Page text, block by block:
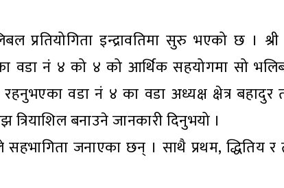
प्रतियोगिता इन्द्रावतिमा सुरु भएको छ ।
वडा नं ४ को ४ को आर्थिक सहयोगमा सो
वडा नं ४ का वडा अध्यक्ष क्षेत्र बहादुर
बनाउने जानकारी दिनुभयो ।
सहभागिता जनाएका छन् । साथै प्रथम,